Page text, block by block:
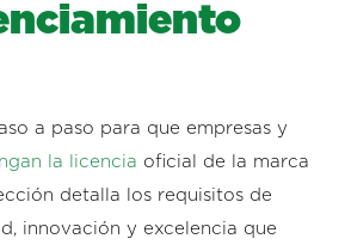
a paso para que empresas y
la licencia oficial de la marca
detalla los requisitos de
innovación y excelencia que